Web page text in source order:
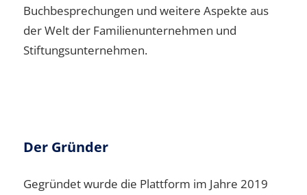
Buchbesprechungen und weitere Aspekte aus
der Welt der Familienunternehmen und
Stiftungsunternehmen.
Der Gründer
Gegründet wurde die Plattform im Jahre 2019